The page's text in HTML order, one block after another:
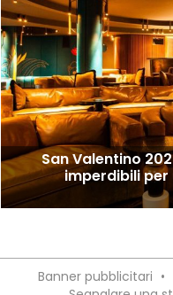
San Valentino
imperdibili
Banner pubblicitari •